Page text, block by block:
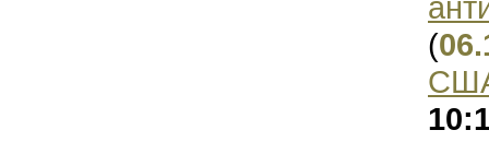
(
США